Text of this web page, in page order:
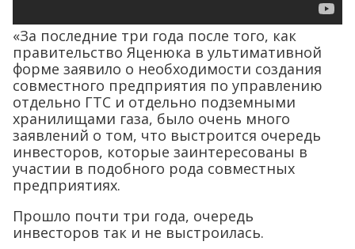
«За последние три года после того, как
правительство Яценюка в ультимативной
форме заявило о необходимости создания
совместного предприятия по управлению
отдельно ГТС и отдельно подземными
хранилищами газа, было очень много
заявлений о том, что выстроится очередь
инвесторов, которые заинтересованы в
участии в подобного рода совместных
предприятиях.
Прошло почти три года, очередь
инвесторов так и не выстроилась.